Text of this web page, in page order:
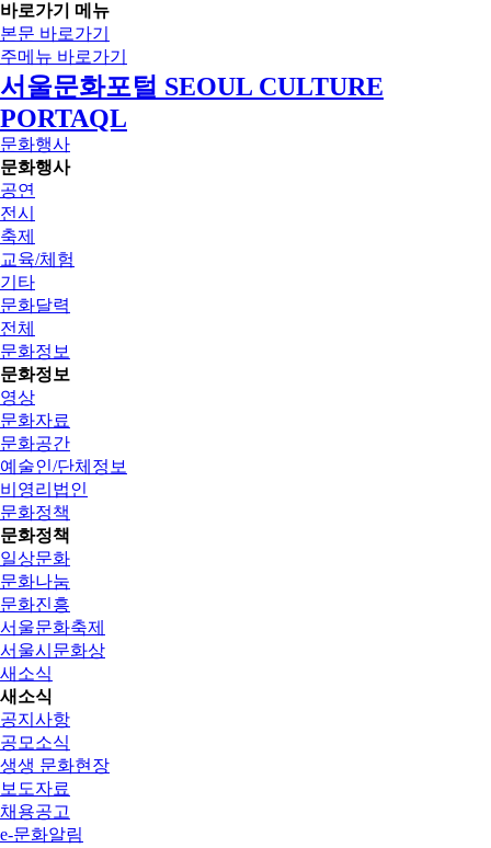
바로가기 메뉴
본문 바로가기
주메뉴 바로가기
서울문화포털 SEOUL CULTURE
PORTAQL
문화행사
문화행사
공연
전시
축제
교육/체험
기타
문화달력
전체
문화정보
문화정보
영상
문화자료
문화공간
예술인/단체정보
비영리법인
문화정책
문화정책
일상문화
문화나눔
문화진흥
서울문화축제
서울시문화상
새소식
새소식
공지사항
공모소식
생생 문화현장
보도자료
채용공고
e-문화알림